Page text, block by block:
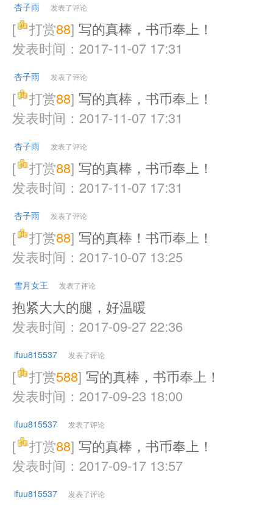
杏子雨 发表了评论
[ 打赏88] 写的真棒，书币奉上！
发表时间：2017-11-07 17:31
杏子雨 发表了评论
[ 打赏88] 写的真棒，书币奉上！
发表时间：2017-11-07 17:31
杏子雨 发表了评论
[ 打赏88] 写的真棒，书币奉上！
发表时间：2017-11-07 17:31
杏子雨 发表了评论
[ 打赏88] 写的真棒！书币奉上！
发表时间：2017-10-07 13:25
雪月女王 发表了评论
抱紧大大的腿，好温暖
发表时间：2017-09-27 22:36
ifuu815537 发表了评论
[ 打赏588] 写的真棒，书币奉上！
发表时间：2017-09-23 18:00
ifuu815537 发表了评论
[ 打赏88] 写的真棒，书币奉上！
发表时间：2017-09-17 13:57
ifuu815537 发表了评论